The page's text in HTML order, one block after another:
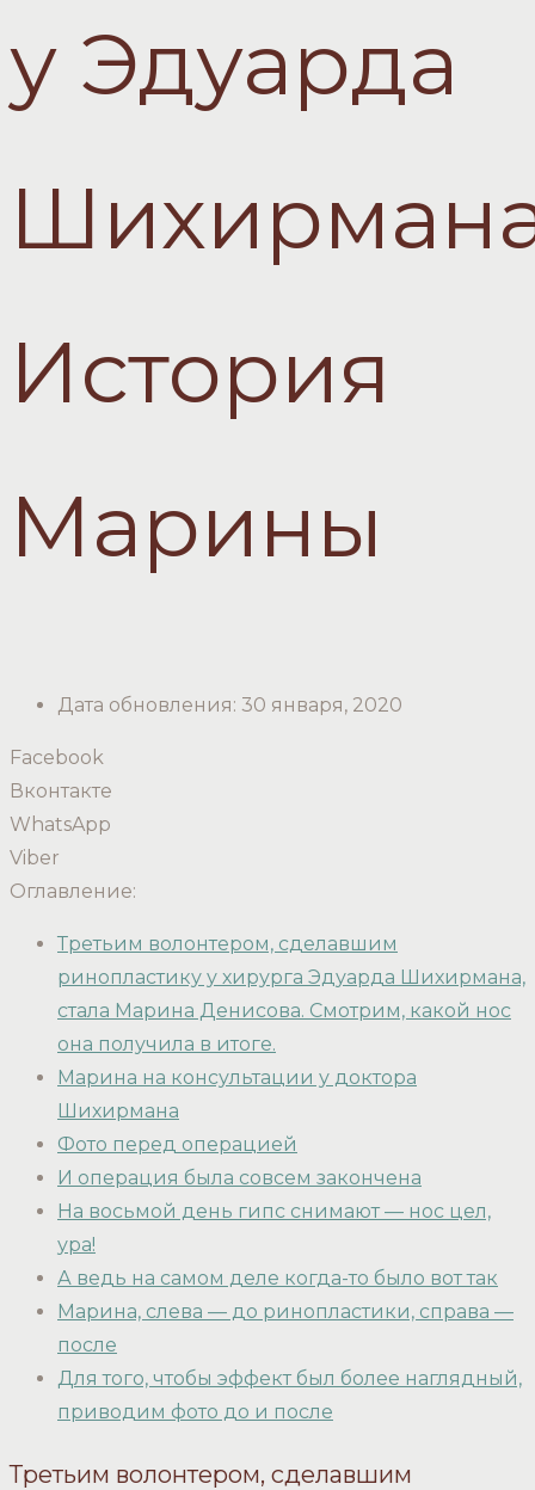
у Эдуарда
История
Марины
Дата обновления: 30 января, 2020
Facebook
Вконтакте
WhatsApp
Viber
Оглавление:
Третьим волонтером, сделавшим
ринопластику у хирурга Эдуарда Шихирмана,
стала Марина Денисова. Смотрим, какой нос
она получила в итоге.
Марина на консультации у доктора
Шихирмана
Фото перед операцией
И операция была совсем закончена
На восьмой день гипс снимают — нос цел,
ура!
А ведь на самом деле когда-то было вот так
Марина, слева — до ринопластики, справа —
после
Для того, чтобы эффект был более наглядный,
приводим фото до и после
Третьим волонтером, сделавшим